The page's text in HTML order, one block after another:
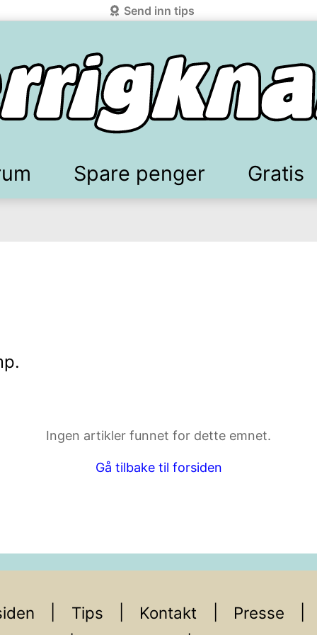
Send inn tips
Spare penger Gratis
i neste steg.
.
Ingen artikler funnet for dette emnet.
Gå tilbake til forsiden
Tips Kontakt Presse